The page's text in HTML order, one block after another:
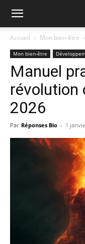
Accueil Mon bien-être
Mon bien-être
Manuel
révolution
2026
Par Réponses Bio - 1